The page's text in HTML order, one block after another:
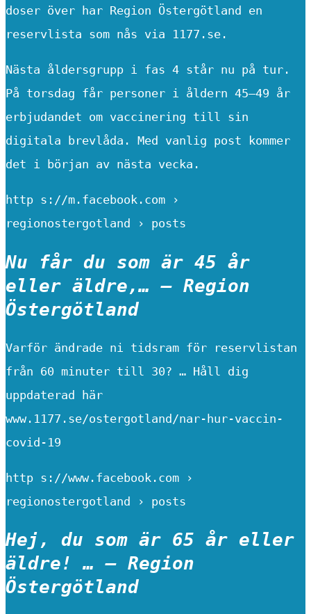
doser över har Region Östergötland en
reservlista som nås via 1177.se.
Nästa åldersgrupp i fas 4 står nu på tur.
På torsdag får personer i åldern 45—49 år
erbjudandet om vaccinering till sin
digitala brevlåda. Med vanlig post kommer
det i början av nästa vecka.
http s://m.facebook.com ›
regionostergotland › posts
Nu får du som är 45 år
eller äldre,… – Region
Östergötland
Varför ändrade ni tidsram för reservlistan
från 60 minuter till 30? … Håll dig
uppdaterad här
www.1177.se/ostergotland/nar-hur-vaccin-
covid-19
http s://www.facebook.com ›
regionostergotland › posts
Hej, du som är 65 år eller
äldre! … – Region
Östergötland